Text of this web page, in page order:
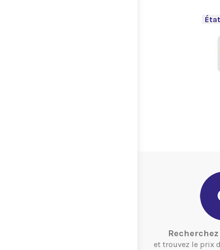
et trouvez le prix